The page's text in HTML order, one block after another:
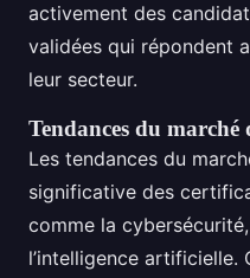
activement des
validées qui répondent
leur secteur.
Tendances du marché
Les tendances du
significative des
comme la
l’intelligence artificielle.